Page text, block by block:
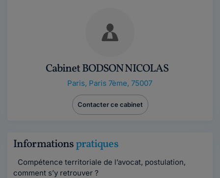
Cabinet BODSON NICOLAS
Paris, Paris 7ème, 75007
Contacter ce cabinet
Informationspratiques
Compétence territoriale de l’avocat, postulation,
comment s’y retrouver ?